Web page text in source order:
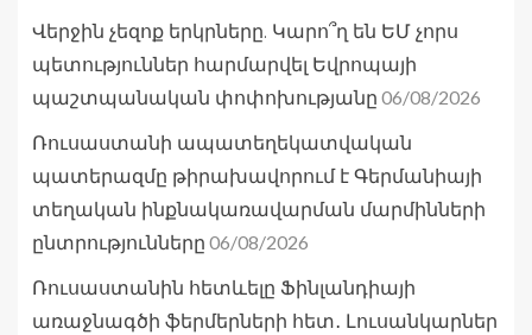
Վերջին չեզոք երկրները. Կարո՞ղ են ԵՄ չորս
պետություններ հարմարվել Եվրոպայի
պաշտպանական փոփոխությանը 06/08/2026
Ռուսաստանի ապատեղեկատվական
պատերազմը թիրախավորում է Գերմանիայի
տեղական ինքնակառավարման մարմինների
ընտրությունները 06/08/2026
Ռուսաստանին հետևելը Ֆինլանդիայի
առաջնագծի ֆերմերների հետ․ Լուսանկարներ